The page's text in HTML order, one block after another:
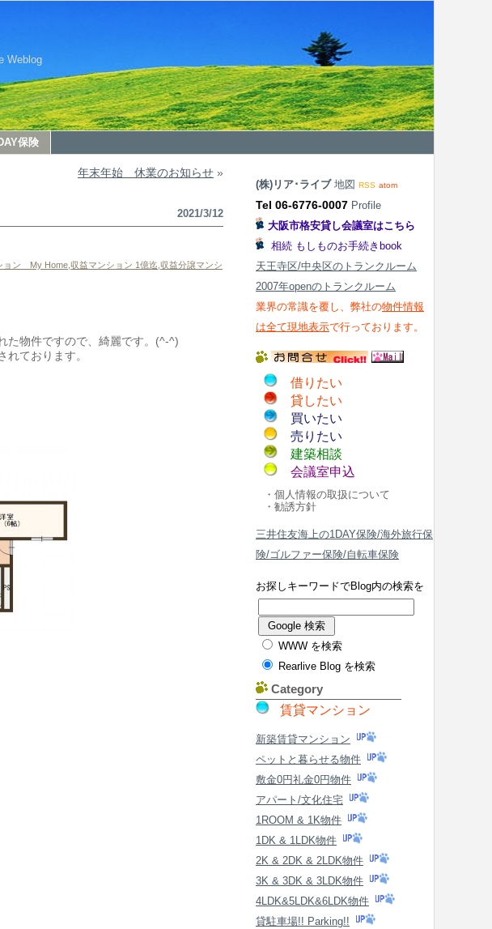
Weblog
保険
年末年始 休業のお知らせ »
2021/3/12
ョン My Home 収益マンション 1億迄 収益分譲マンシ
た物件ですので、綺麗です。(^-^)
ております。
(株)リア･ライブ 地図 RSS atom
Tel 06-6776-0007 Profile
大阪市格安貸し会議室はこちら
相続 もしものお手続きbook
天王寺区/中央区のトランクルーム
2007年openのトランクルーム
業界の常識を覆し、弊社の物件情報
は全て現地表示で行っております。
借りたい
貸したい
買いたい
売りたい
建築相談
会議室申込
・個人情報の取扱について
・勧誘方針
三井住友海上の1DAY保険/海外旅行保
険/ゴルファー保険/自転車保険
お探しキーワードでBlog内の検索を
WWW を検索
Rearlive Blog を検索
Category
賃貸マンション
新築賃貸マンション
ペットと暮らせる物件
敷金0円礼金0円物件
アパート/文化住宅
1ROOM & 1K物件
1DK & 1LDK物件
2K & 2DK & 2LDK物件
3K & 3DK & 3LDK物件
4LDK&5LDK&6LDK物件
貸駐車場!! Parking!!